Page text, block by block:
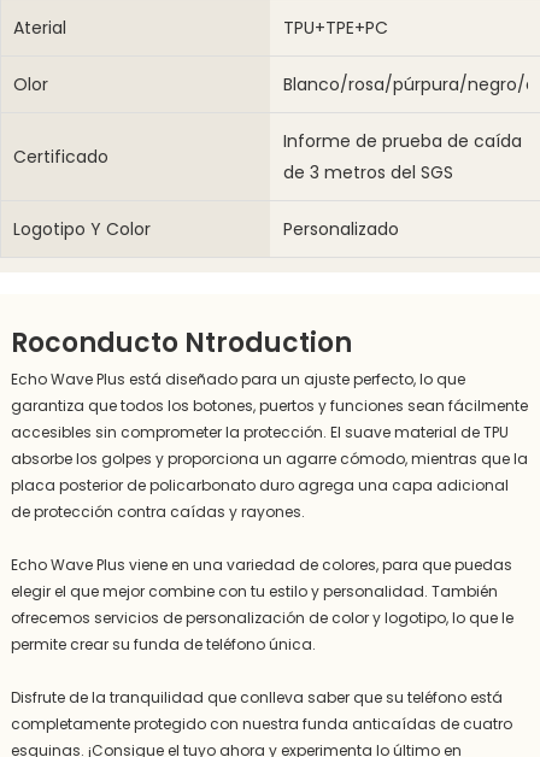
Aterial TPU+TPE+PC
Olor Blanco/rosa/púrpura/negro/
Certificado
Informe de prueba de caída
de 3 metros del SGS
Logotipo Y Color Personalizado
Roconducto Ntroduction
Echo Wave Plus está diseñado para un ajuste perfecto, lo que
garantiza que todos los botones, puertos y funciones sean fácilmente
accesibles sin comprometer la protección. El suave material de TPU
absorbe los golpes y proporciona un agarre cómodo, mientras que la
placa posterior de policarbonato duro agrega una capa adicional
de protección contra caídas y rayones.
Echo Wave Plus viene en una variedad de colores, para que puedas
elegir el que mejor combine con tu estilo y personalidad. También
ofrecemos servicios de personalización de color y logotipo, lo que le
permite crear su funda de teléfono única.
Disfrute de la tranquilidad que conlleva saber que su teléfono está
completamente protegido con nuestra funda anticaídas de cuatro
esquinas. ¡Consigue el tuyo ahora y experimenta lo último en